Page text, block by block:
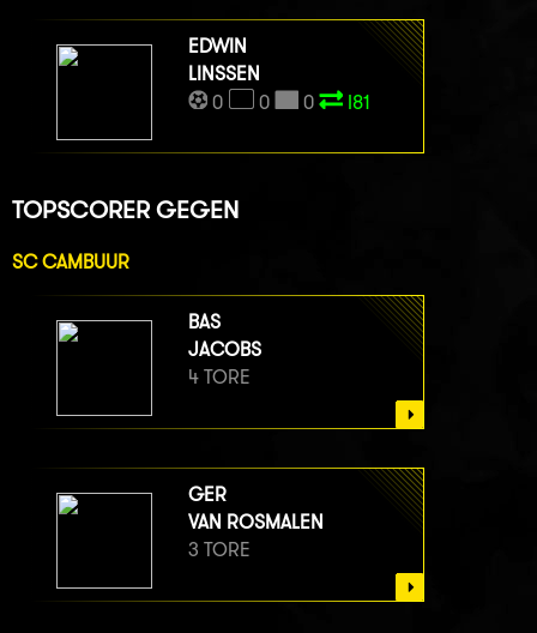
EDWIN
LINSSEN
0
0 0 I81
TOPSCORER GEGEN
SC CAMBUUR
BAS
JACOBS
4 TORE
GER
VAN ROSMALEN
3 TORE